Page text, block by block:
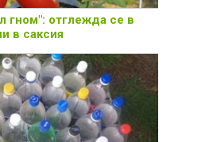
гном": отглежда се в
в саксия